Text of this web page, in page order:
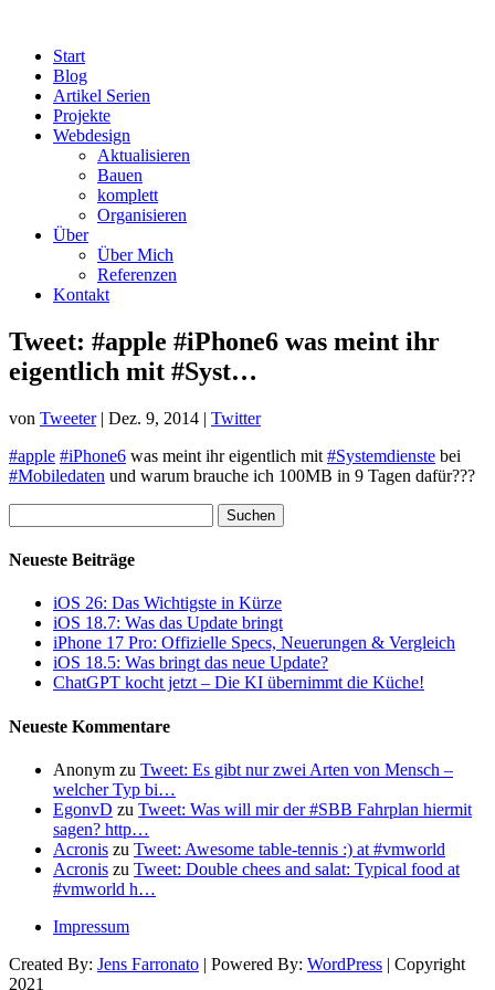
Start
Blog
Artikel Serien
Projekte
Webdesign
Aktualisieren
Bauen
komplett
Organisieren
Über
Über Mich
Referenzen
Kontakt
Tweet: #apple #iPhone6 was meint ihr
eigentlich mit #Syst…
von Tweeter| Dez. 9, 2014 | Twitter
#apple #iPhone6 was meint ihr eigentlich mit #Systemdienste bei
#Mobiledaten und warum brauche ich 100MB in 9 Tagen dafür???
nach:
Neueste Beiträge
iOS 26: Das Wichtigste in Kürze
iOS 18.7: Was das Update bringt
iPhone 17 Pro: Offizielle Specs, Neuerungen & Vergleich
iOS 18.5: Was bringt das neue Update?
ChatGPT kocht jetzt – Die KI übernimmt die Küche!
Neueste Kommentare
Anonym zu Tweet: Es gibt nur zwei Arten von Mensch –
welcher Typ bi…
EgonvD zu Tweet: Was will mir der #SBB Fahrplan hiermit
sagen? http…
Acronis zu Tweet: Awesome table-tennis :) at #vmworld
Acronis zu Tweet: Double chees and salat: Typical food at
#vmworld h…
Impressum
Created By: Jens Farronato | Powered By: WordPress | Copyright
2021